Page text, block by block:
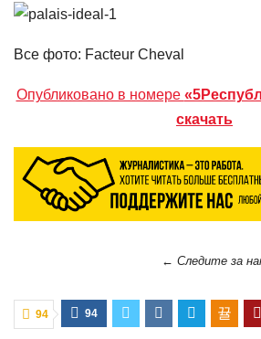
Все фото: Facteur Cheval
Опубликовано в номере
скачать
← Следите за
94 94